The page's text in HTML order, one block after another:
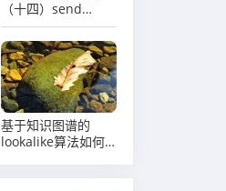
（十四）send
email节点介绍
基于知识图谱的
lookalike算法如何